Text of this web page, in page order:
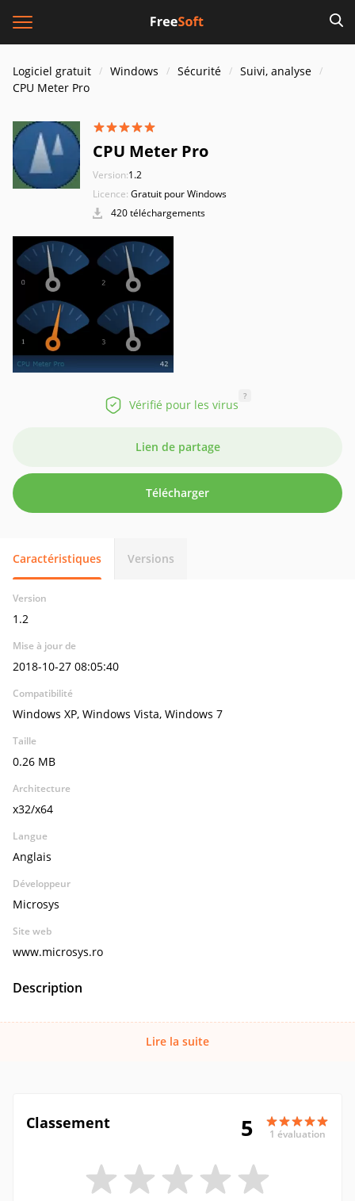
Logiciel gratuit Windows Sécurité
Suivi, analyse
CPU Meter Pro
CPU Meter Pro
Version:1.2
Licence: Gratuit pour Windows
420 téléchargements
Vérifié pour les virus
?
Lien de partage
Télécharger
Caractéristiques Versions
Version
1.2
Mise à jour de
2018-10-27 08:05:40
Compatibilité
Windows XP, Windows Vista, Windows 7
Taille
0.26 MB
Architecture
x32/x64
Langue
Anglais
Développeur
Microsys
Site web
www.microsys.ro
Description
Lire la suite
Classement 5 1 évaluation